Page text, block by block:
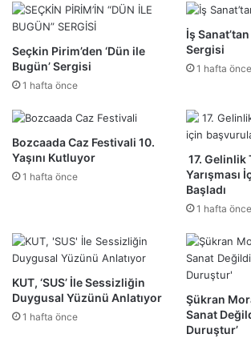
Seçkin Pirim’den ‘Dün ile
Bugün’ Sergisi
1 hafta önce
İş Sanat’tan
Sergisi
1 hafta önce
Bozcaada Caz Festivali 10.
Yaşını Kutluyor
1 hafta önce
17. Gelinlik
Yarışması
Başladı
1 hafta önce
KUT, ‘SUS’ İle Sessizliğin
Duygusal Yüzünü Anlatıyor
1 hafta önce
Şükran
Sanat
Duruştur’